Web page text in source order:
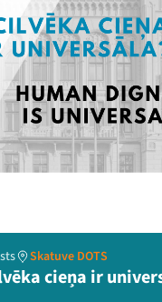
Skatuve DOTS
cieņa ir